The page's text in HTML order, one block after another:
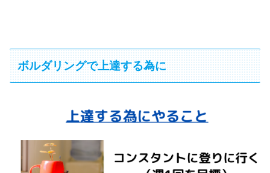
ボルダリングで上達する為に